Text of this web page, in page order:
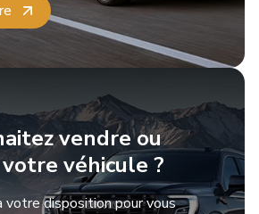
vendre ou
véhicule ?
votre disposition pour vous